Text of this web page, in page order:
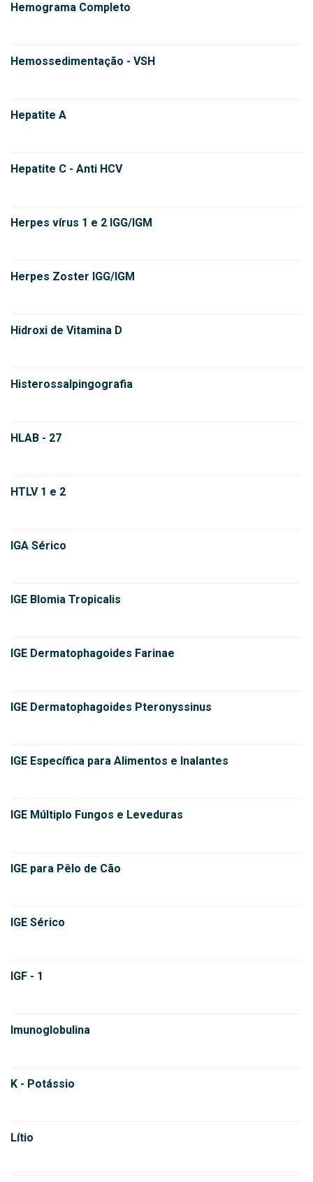
Hemograma Completo
Hemossedimentação - VSH
Hepatite A
Hepatite C - Anti HCV
Herpes vírus 1 e 2 IGG/IGM
Herpes Zoster IGG/IGM
Hidroxi de Vitamina D
Histerossalpingografia
HLAB - 27
HTLV 1 e 2
IGA Sérico
IGE Blomia Tropicalis
IGE Dermatophagoides Farinae
IGE Dermatophagoides Pteronyssinus
IGE Específica para Alimentos e Inalantes
IGE Múltiplo Fungos e Leveduras
IGE para Pêlo de Cão
IGE Sérico
IGF - 1
Imunoglobulina
K - Potássio
Lítio